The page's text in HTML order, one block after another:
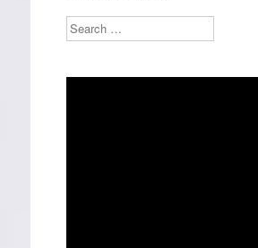
Search